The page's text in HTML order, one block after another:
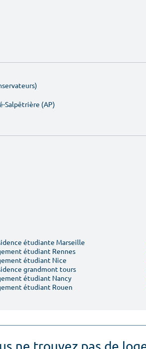
Salpêtrière (AP)
étudiante Marseille
étudiant Rennes
étudiant Nice
grandmont tours
étudiant Nancy
étudiant Rouen